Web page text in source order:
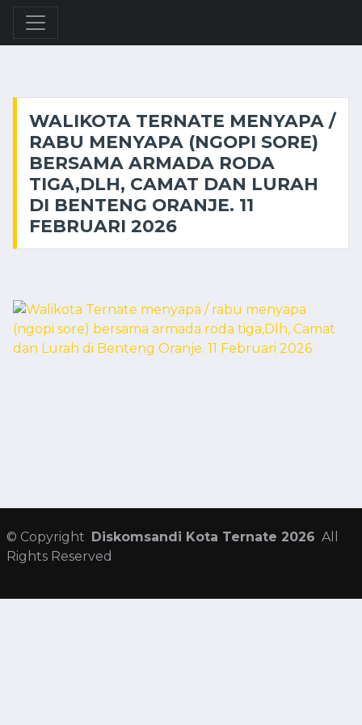
WALIKOTA TERNATE MENYAPA /
RABU MENYAPA (NGOPI SORE)
BERSAMA ARMADA RODA
TIGA,DLH, CAMAT DAN LURAH
DI BENTENG ORANJE. 11
FEBRUARI 2026
© Copyright Diskomsandi Kota Ternate 2026 All
Rights Reserved